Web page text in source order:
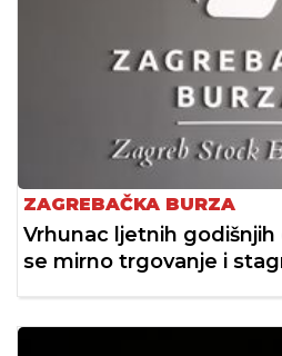
ZAGREBAČKA BURZA
Vrhunac ljetnih
se mirno trgovanje i